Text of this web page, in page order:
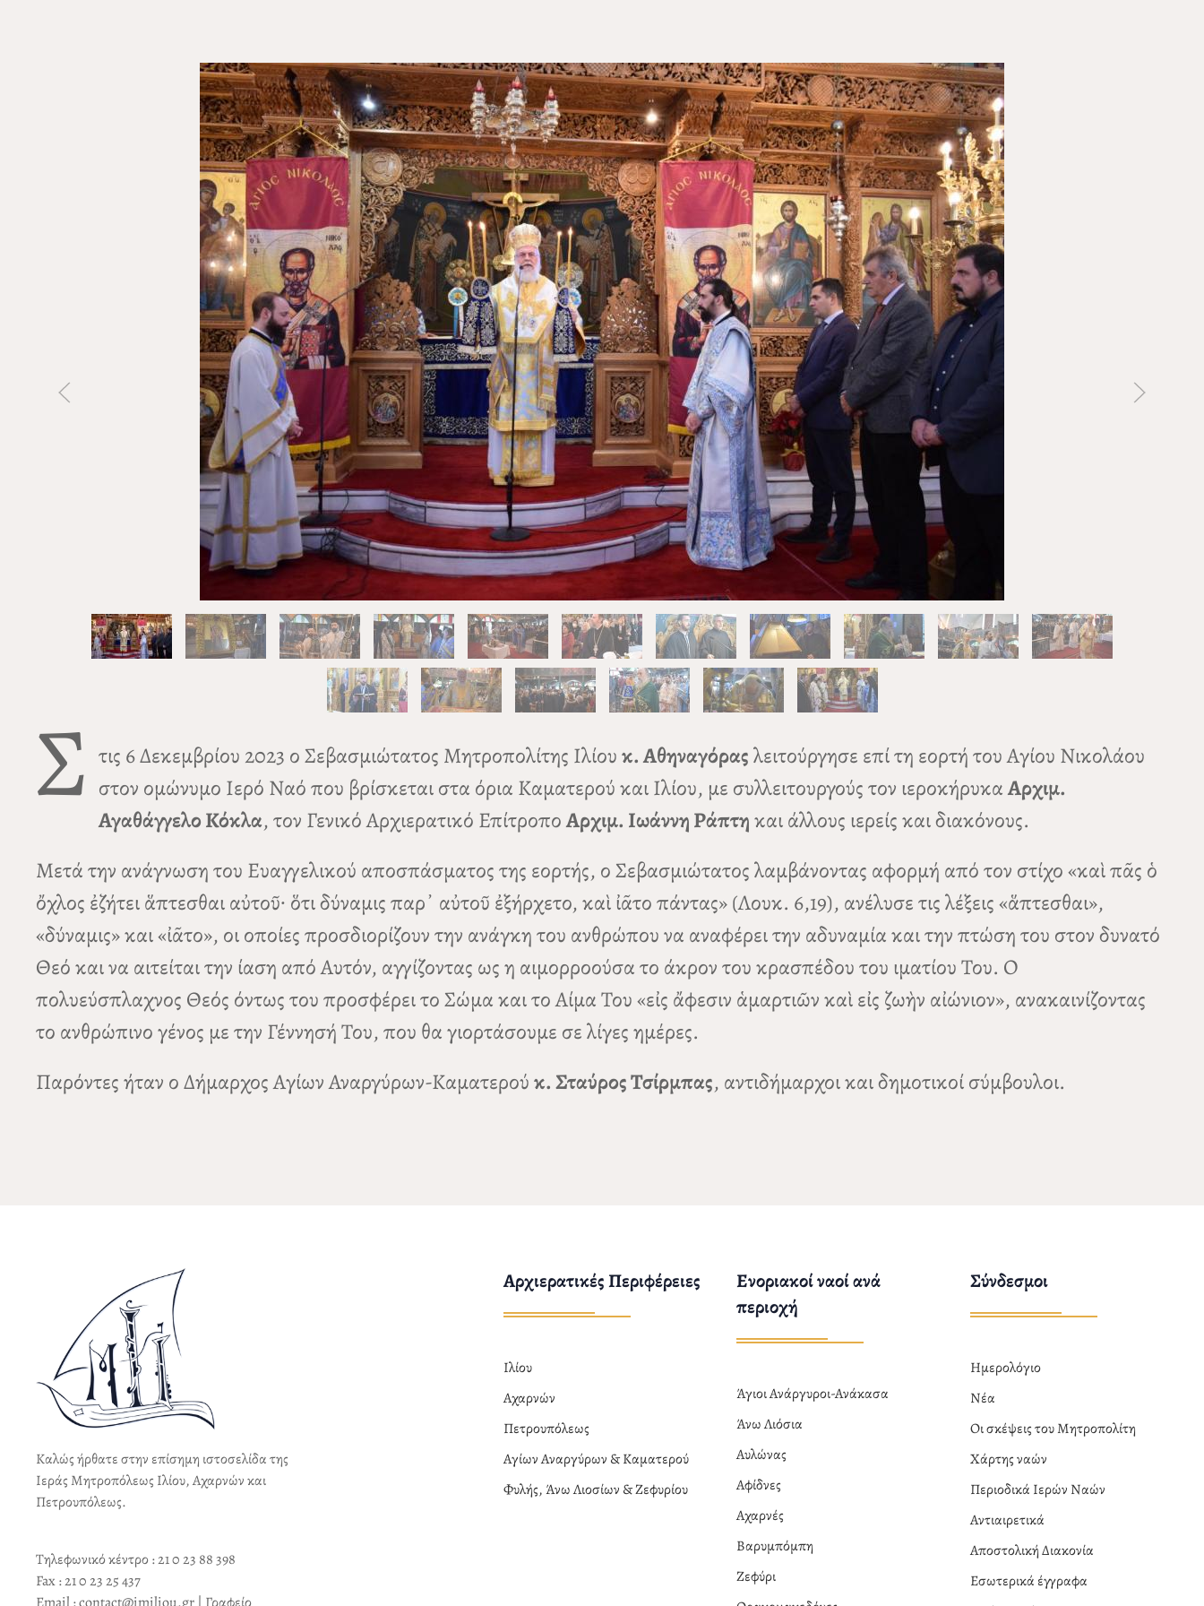
Σ τις 6 Δεκεμβρίου 2023 ο Σεβασμιώτατος Μητροπολίτης Ιλίουκ. Αθηναγόραςλειτούργησε επί τη εορτή του Αγίου Νικολάου
στον ομώνυμο Ιερό Ναό που βρίσκεται στα όρια Καματερού και Ιλίου, με συλλειτουργούς τον ιεροκήρυκαΑρχιμ.
Αγαθάγγελο Κόκλα, τον Γενικό Αρχιερατικό ΕπίτροποΑρχιμ. Ιωάννη Ράπτηκαι άλλους ιερείς και διακόνους.
Μετά την ανάγνωση του Ευαγγελικού αποσπάσματος της εορτής, ο Σεβασμιώτατος λαμβάνοντας αφορμή από τον στίχο «καὶ πᾶς ὁ
ὄχλος ἐζήτει ἅπτεσθαι αὐτοῦ· ὅτι δύναμις παρ᾿ αὐτοῦ ἐξήρχετο, καὶ ἰᾶτο πάντας» (Λουκ. 6,19), ανέλυσε τις λέξεις «ἅπτεσθαι»,
«δύναμις» και «ἰᾶτο», οι οποίες προσδιορίζουν την ανάγκη του ανθρώπου να αναφέρει την αδυναμία και την πτώση του στον δυνατό
Θεό και να αιτείται την ίαση από Αυτόν, αγγίζοντας ως η αιμορροούσα το άκρον του κρασπέδου του ιματίου Του. Ο
πολυεύσπλαχνος Θεός όντως του προσφέρει το Σώμα και το Αίμα Του «εἰς ἄφεσιν ἁμαρτιῶν καὶ εἰς ζωὴν αἰώνιον», ανακαινίζοντας
το ανθρώπινο γένος με την Γέννησή Του, που θα γιορτάσουμε σε λίγες ημέρες.
Παρόντες ήταν ο Δήμαρχος Αγίων Αναργύρων-Καματερούκ. Σταύρος Τσίρμπας, αντιδήμαρχοι και δημοτικοί σύμβουλοι.
Καλώς ήρθατε στην επίσημη ιστοσελίδα της
Ιεράς Μητροπόλεως Ιλίου, Αχαρνών και
Πετρουπόλεως.
Τηλεφωνικό κέντρο : 21 0 23 88 398
Fax : 21 0 23 25 437
Αρχιερατικές Περιφέρειες
Ιλίου
Αχαρνών
Πετρουπόλεως
Αγίων Αναργύρων & Καματερού
Φυλής, Άνω Λιοσίων & Ζεφυρίου
Ενοριακοί ναοί ανά
περιοχή
Άγιοι Ανάργυροι-Ανάκασα
Άνω Λιόσια
Αυλώνας
Αφίδνες
Αχαρνές
Βαρυμπόμπη
Ζεφύρι
Σύνδεσμοι
Ημερολόγιο
Νέα
Οι σκέψεις του Μητροπολίτη
Χάρτης ναών
Περιοδικά Ιερών Ναών
Αντιαιρετικά
Αποστολική Διακονία
Εσωτερικά έγγραφα